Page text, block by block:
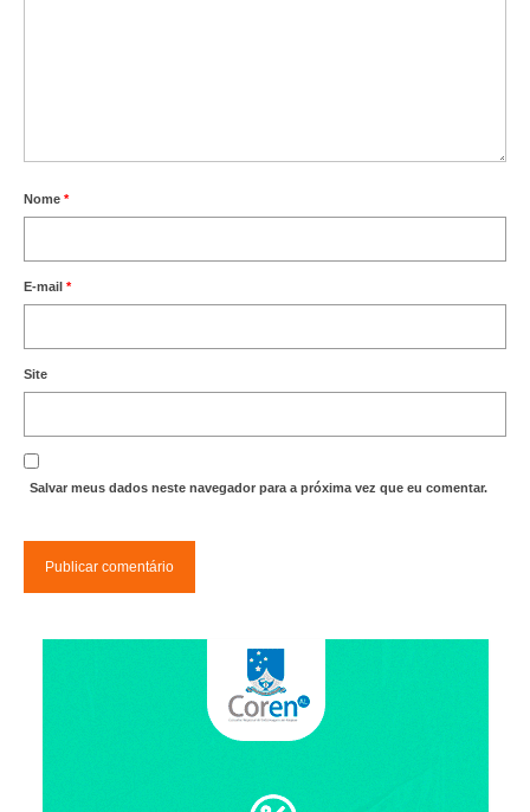
Nome *
E-mail *
Site
Salvar meus dados neste navegador para a próxima vez que eu comentar.